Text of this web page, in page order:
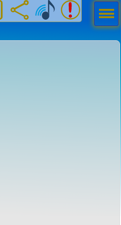
Men
ú